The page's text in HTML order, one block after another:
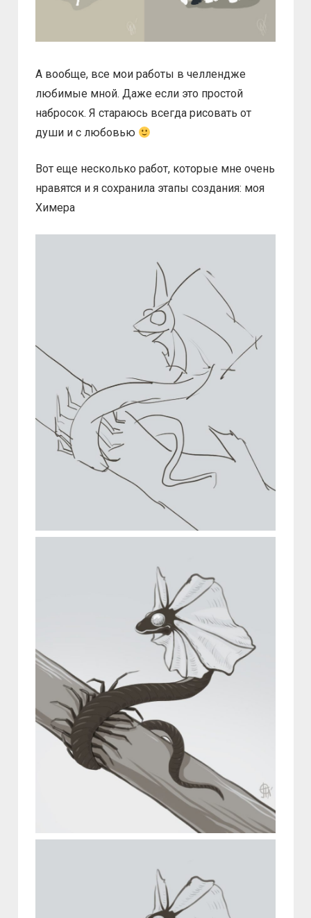
А вообще, все мои работы в челлендже
любимые мной. Даже если это простой
набросок. Я стараюсь всегда рисовать от
души и с любовью
Вот еще несколько работ, которые мне очень
нравятся и я сохранила этапы создания: моя
Химера